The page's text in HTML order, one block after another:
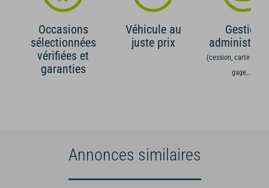
Occasions
sélectionnées
vérifiées et
garanties
Véhicule au
juste prix
Gestion
(cession, carte grise,
gage,...)
Annonces similaires